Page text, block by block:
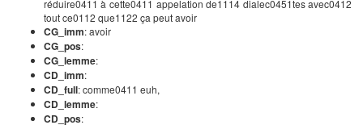
réduire0411 à cette0411 appelation de1114 dialec0451tes avec0412
tout ce0112 que1122 ça peut avoir
CG_imm: avoir
CG_pos:
CG_lemme:
CD_imm:
CD_full: comme0411 euh,
CD_lemme:
CD_pos: